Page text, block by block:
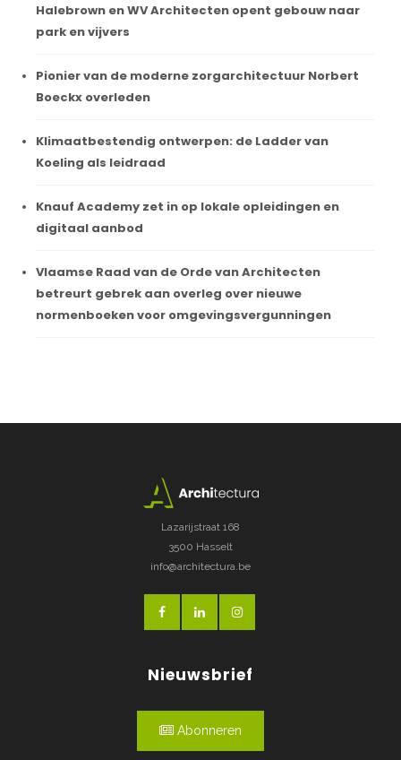
Halebrown en WV Architecten opent gebouw naar
park en vijvers
Pionier van de moderne zorgarchitectuur Norbert
Boeckx overleden
Klimaatbestendig ontwerpen: de Ladder van
Koeling als leidraad
Knauf Academy zet in op lokale opleidingen en
digitaal aanbod
Vlaamse Raad van de Orde van Architecten
betreurt gebrek aan overleg over nieuwe
normenboeken voor omgevingsvergunningen
Lazarijstraat 168
3500 Hasselt
info@architectura.be
Nieuwsbrief
Abonneren